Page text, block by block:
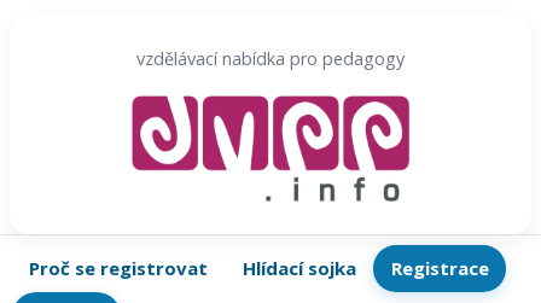
vzdělávací nabídka pro pedagogy
Proč se registrovat Hlídací sojka
Registrace